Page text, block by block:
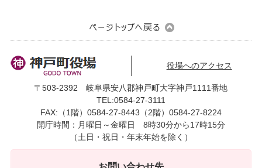
役場へのアクセス
〒503-2392 岐阜県安八郡神戸町大字神戸1111番地
TEL:0584-27-3111
FAX:（1階）0584-27-8443（2階）0584-27-8224
開庁時間：月曜日～金曜日 8時30分から17時15分
（土日・祝日・年末年始を除く）